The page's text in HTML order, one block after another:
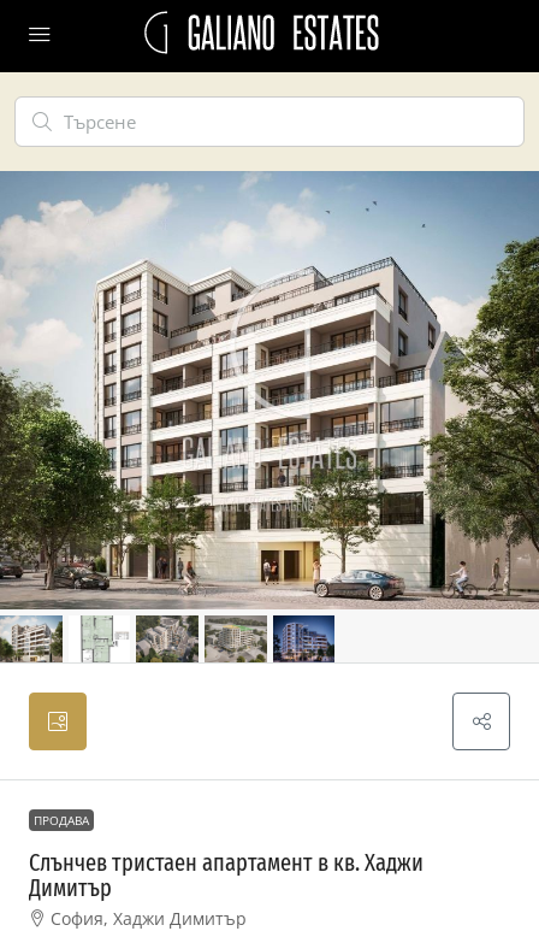
ПРОДАВА
Слънчев тристаен апартамент в кв. Хаджи
Димитър
София, Хаджи Димитър